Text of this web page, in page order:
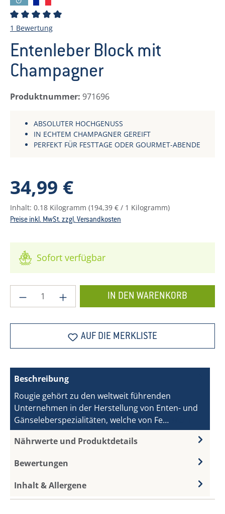
Durchschnittliche Bewertung von 5 von 5 Sternen
1 Bewertung
Entenleber Block mit
Champagner
Produktnummer: 971696
ABSOLUTER HOCHGENUSS
IN ECHTEM CHAMPAGNER GEREIFT
PERFEKT FÜR FESTTAGE ODER GOURMET-ABENDE
Regulärer Preis:
34,99 €
Inhalt: 0.18 Kilogramm (194,39 € / 1 Kilogramm)
Preise inkl. MwSt. zzgl. Versandkosten
Sofort verfügbar
Produkt Anzahl: Gib den gewünschten
IN DEN WARENKORB
AUF DIE MERKLISTE
Beschreibung
Rougie gehört zu den weltweit führenden
Unternehmen in der Herstellung von Enten- und
Gänseleberspezialitäten, welche von Fe…
Nährwerte und Produktdetails
Bewertungen
Inhalt & Allergene